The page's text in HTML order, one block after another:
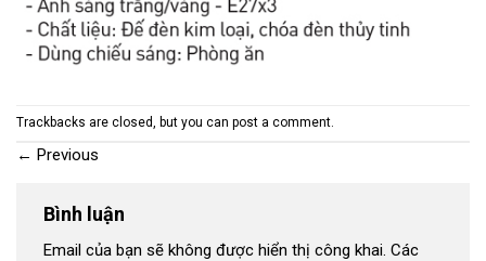
Trackbacks are closed, but you can post a comment.
← Previous
Bình luận
Email của bạn sẽ không được hiển thị công khai. Các